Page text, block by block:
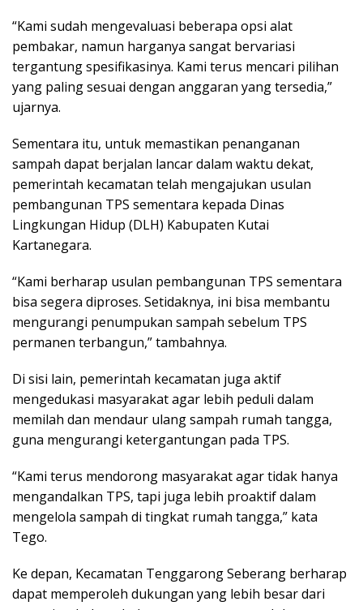
“Kami sudah mengevaluasi beberapa opsi alat
pembakar, namun harganya sangat bervariasi
tergantung spesifikasinya. Kami terus mencari pilihan
yang paling sesuai dengan anggaran yang tersedia,”
ujarnya.
Sementara itu, untuk memastikan penanganan
sampah dapat berjalan lancar dalam waktu dekat,
pemerintah kecamatan telah mengajukan usulan
pembangunan TPS sementara kepada Dinas
Lingkungan Hidup (DLH) Kabupaten Kutai
Kartanegara.
“Kami berharap usulan pembangunan TPS sementara
bisa segera diproses. Setidaknya, ini bisa membantu
mengurangi penumpukan sampah sebelum TPS
permanen terbangun,” tambahnya.
Di sisi lain, pemerintah kecamatan juga aktif
mengedukasi masyarakat agar lebih peduli dalam
memilah dan mendaur ulang sampah rumah tangga,
guna mengurangi ketergantungan pada TPS.
“Kami terus mendorong masyarakat agar tidak hanya
mengandalkan TPS, tapi juga lebih proaktif dalam
mengelola sampah di tingkat rumah tangga,” kata
Tego.
Ke depan, Kecamatan Tenggarong Seberang berharap
dapat memperoleh dukungan yang lebih besar dari